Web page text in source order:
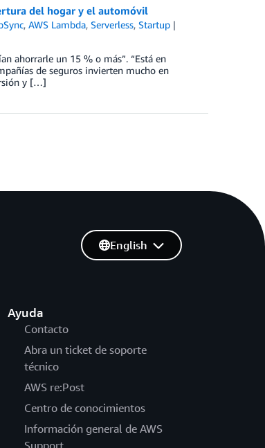
del hogar y el automóvil
,AWS Lambda,Serverless,Startup
ahorrarle un 15 % o más”. “Está en
de seguros invierten mucho en
y […]
Ayuda
Contacto
Abra un ticket de soporte
técnico
AWS re:Post
Centro de conocimientos
Información general de AWS
Support
English